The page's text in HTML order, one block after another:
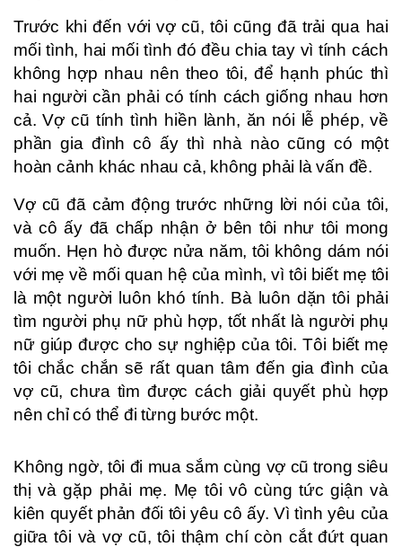
Trước khi đến với vợ cũ, tôi cũng đã trải qua hai
mối tình, hai mối tình đó đều chia tay vì tính cách
không hợp nhau nên theo tôi, để hạnh phúc thì
hai người cần phải có tính cách giống nhau hơn
cả. Vợ cũ tính tình hiền lành, ăn nói lễ phép, về
phần gia đình cô ấy thì nhà nào cũng có một
hoàn cảnh khác nhau cả, không phải là vấn đề.
Vợ cũ đã cảm động trước những lời nói của tôi,
và cô ấy đã chấp nhận ở bên tôi như tôi mong
muốn. Hẹn hò được nửa năm, tôi không dám nói
với mẹ về mối quan hệ của mình, vì tôi biết mẹ tôi
là một người luôn khó tính. Bà luôn dặn tôi phải
tìm người phụ nữ phù hợp, tốt nhất là người phụ
nữ giúp được cho sự nghiệp của tôi. Tôi biết mẹ
tôi chắc chắn sẽ rất quan tâm đến gia đình của
vợ cũ, chưa tìm được cách giải quyết phù hợp
nên chỉ có thể đi từng bước một.
Không ngờ, tôi đi mua sắm cùng vợ cũ trong siêu
thị và gặp phải mẹ. Mẹ tôi vô cùng tức giận và
kiên quyết phản đối tôi yêu cô ấy. Vì tình yêu của
giữa tôi và vợ cũ, tôi thậm chí còn cắt đứt quan